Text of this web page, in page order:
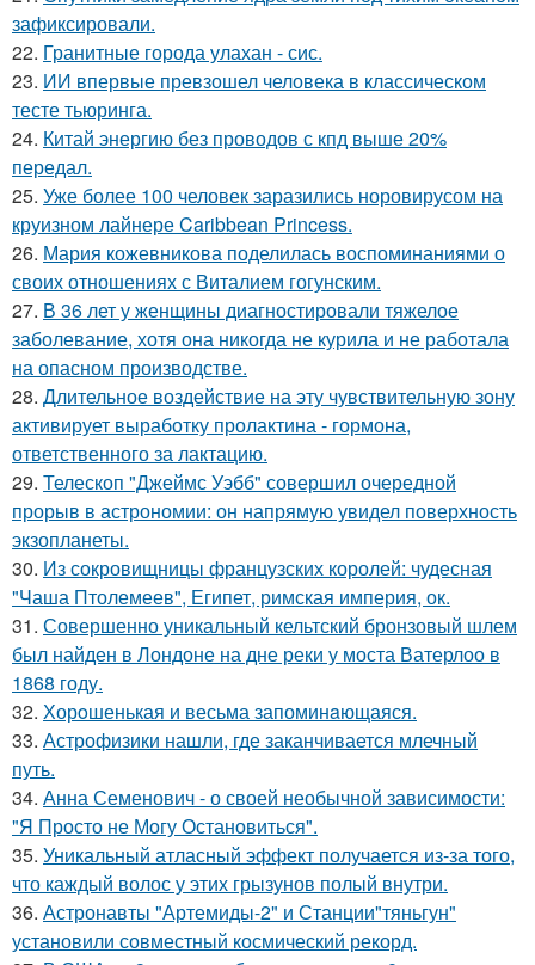
зафиксировали.
22. Гранитные города улахан - сис.
23. ИИ впервые превзошел человека в классическом
тесте тьюринга.
24. Китай энергию без проводов с кпд выше 20%
передал.
25. Уже более 100 человек заразились норовирусом на
круизном лайнере Caribbean Princess.
26. Мария кожевникова поделилась воспоминаниями о
своих отношениях с Виталием гогунским.
27. В 36 лет у женщины диагностировали тяжелое
заболевание, хотя она никогда не курила и не работала
на опасном производстве.
28. Длительное воздействие на эту чувствительную зону
активирует выработку пролактина - гормона,
ответственного за лактацию.
29. Телескоп "Джеймс Уэбб" совершил очередной
прорыв в астрономии: он напрямую увидел поверхность
экзопланеты.
30. Из сокровищницы французских королей: чудесная
"Чаша Птолемеев", Египет, римская империя, ок.
31. Совершенно уникальный кельтский бронзовый шлем
был найден в Лондоне на дне реки у моста Ватерлоо в
1868 году.
32. Хорoшенькая и весьма запоминaющаяся.
33. Астрофизики нашли, где заканчивается млечный
путь.
34. Анна Семенович - о своей необычной зависимости:
"Я Просто не Могу Остановиться".
35. Уникальный атласный эффект получается из-за того,
что каждый волос у этих грызунов полый внутри.
36. Астронавты "Артемиды-2" и Станции"тяньгун"
установили совместный космический рекорд.